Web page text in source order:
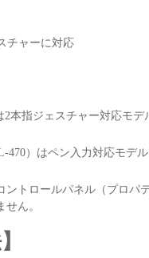
チャーに対応
2本指ジェスチャー対応モ
470）はペン入力対応モ
ントロールパネル（プロパ
ん。